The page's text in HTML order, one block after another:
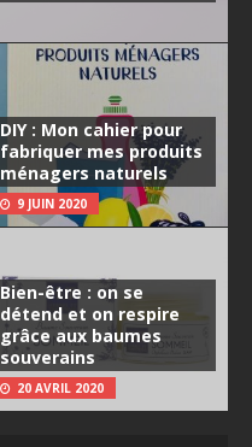
DIY : Mon cahier pour
fabriquer mes produits
ménagers naturels
9 JUIN 2020
Bien-être : on se
détend et on respire
grâce aux baumes
souverains
20 AVRIL 2020